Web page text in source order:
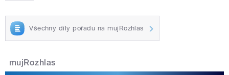
Všechny díly pořadu na mujRozhlas
mujRozhlas